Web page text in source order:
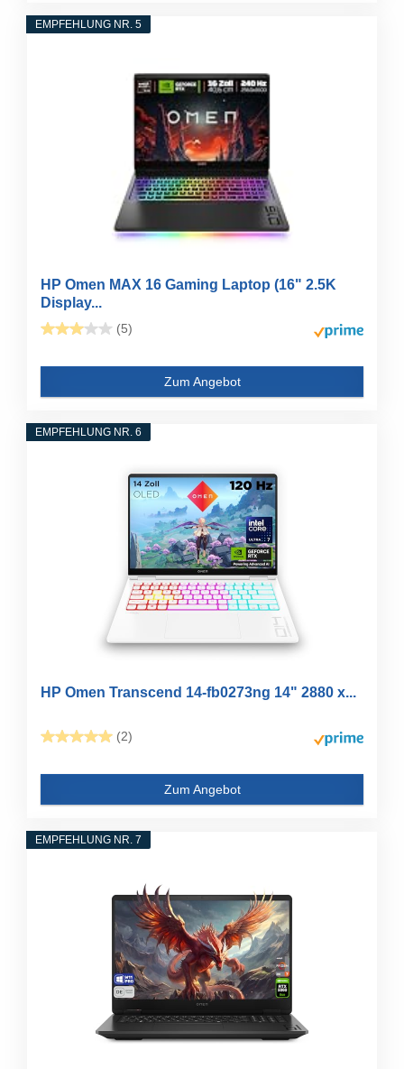
EMPFEHLUNG NR. 5
HP Omen MAX 16 Gaming Laptop (16" 2.5K
Display...
(5)
Zum Angebot
EMPFEHLUNG NR. 6
HP Omen Transcend 14-fb0273ng 14" 2880 x...
(2)
Zum Angebot
EMPFEHLUNG NR. 7